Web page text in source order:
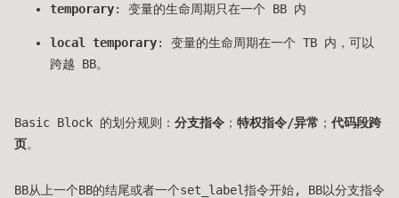
temporary: 变量的生命周期只在一个 BB 内
local temporary: 变量的生命周期在一个 TB 内，可以
跨越 BB。
Basic Block 的划分规则： 分支指令 ； 特权指令/异常 ； 代码段跨
页。
BB从上一个BB的结尾或者一个set_label指令开始, BB以分支指令